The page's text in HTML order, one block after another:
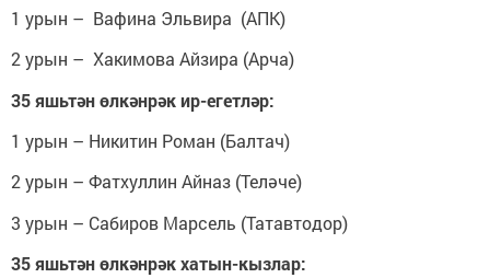
1 урын – Вафина Эльвира (АПК)
2 урын – Хакимова Айзира (Арча)
35 яшьтән өлкәнрәк ир-егетләр:
1 урын – Никитин Роман (Балтач)
2 урын – Фатхуллин Айназ (Теләче)
3 урын – Сабиров Марсель (Татавтодор)
35 яшьтән өлкәнрәк хатын-кызлар: